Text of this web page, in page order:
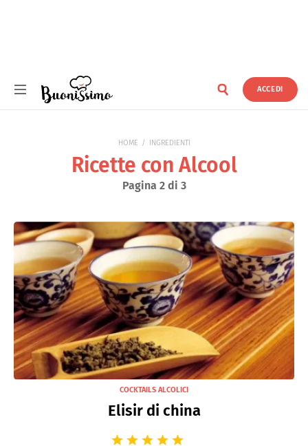
ACCEDI
HOME INGREDIENTI
Ricette con Alcool
Pagina 2 di 3
COCKTAILS ALCOLICI
Elisir di china